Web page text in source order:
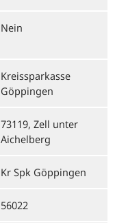
Nein
Kreissparkasse
Göppingen
73119, Zell unter
Aichelberg
Kr Spk Göppingen
56022